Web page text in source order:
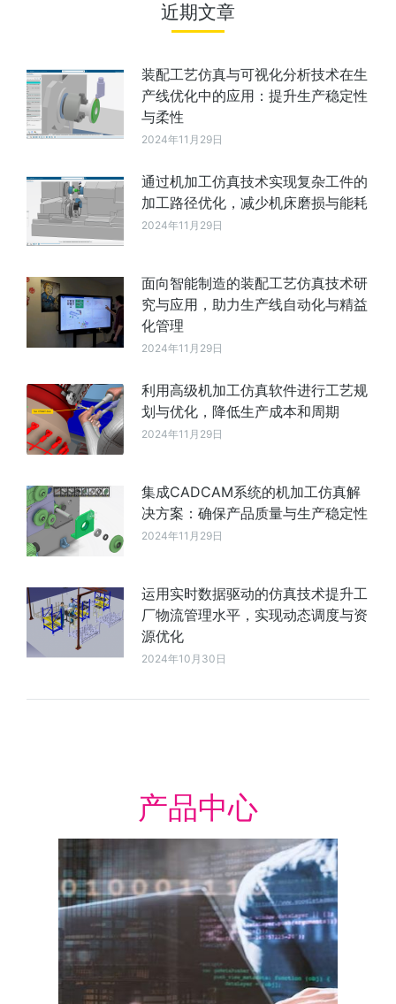
近期文章
装配工艺仿真与可视化分析技术在生
产线优化中的应用：提升生产稳定性
与柔性
2024年11月29日
通过机加工仿真技术实现复杂工件的
加工路径优化，减少机床磨损与能耗
2024年11月29日
面向智能制造的装配工艺仿真技术研
究与应用，助力生产线自动化与精益
化管理
2024年11月29日
利用高级机加工仿真软件进行工艺规
划与优化，降低生产成本和周期
2024年11月29日
集成CADCAM系统的机加工仿真解
决方案：确保产品质量与生产稳定性
2024年11月29日
运用实时数据驱动的仿真技术提升工
厂物流管理水平，实现动态调度与资
源优化
2024年10月30日
产品中心